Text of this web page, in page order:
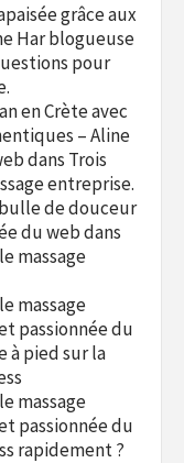
grâce aux
Har blogueuse
pour
en Crète avec
– Aline
dans Trois
entreprise.
de douceur
du webdans
massage
massage
passionnée du
à pied sur la
massage
passionnée du
rapidement ?